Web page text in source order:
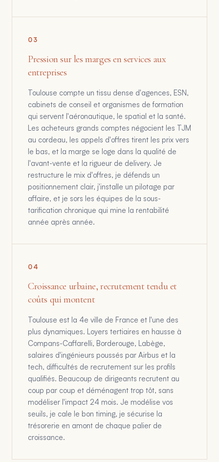
03
Pression sur les marges en services aux
entreprises
Toulouse compte un tissu dense d'agences, ESN,
cabinets de conseil et organismes de formation
qui servent l'aéronautique, le spatial et la santé.
Les acheteurs grands comptes négocient les TJM
au cordeau, les appels d'offres tirent les prix vers
le bas, et la marge se loge dans la qualité de
l'avant-vente et la rigueur de delivery. Je
restructure le mix d'offres, je défends un
positionnement clair, j'installe un pilotage par
affaire, et je sors les équipes de la sous-
tarification chronique qui mine la rentabilité
année après année.
04
Croissance urbaine, recrutement tendu et
coûts qui montent
Toulouse est la 4e ville de France et l'une des
plus dynamiques. Loyers tertiaires en hausse à
Compans-Caffarelli, Borderouge, Labège,
salaires d'ingénieurs poussés par Airbus et la
tech, difficultés de recrutement sur les profils
qualifiés. Beaucoup de dirigeants recrutent au
coup par coup et déménagent trop tôt, sans
modéliser l'impact 24 mois. Je modélise vos
seuils, je cale le bon timing, je sécurise la
trésorerie en amont de chaque palier de
croissance.